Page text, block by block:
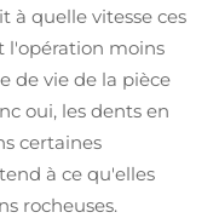
à quelle vitesse ces
l'opération moins
de vie de la pièce
oui, les dents en
certaines
à ce qu'elles
rocheuses.